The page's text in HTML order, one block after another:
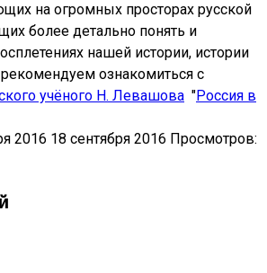
на огромных просторах русской
более детально понять и
нашей истории, истории
ознакомиться с
учёного Н. Левашова "Россия в
2016 18 сентября 2016 Просмотров: